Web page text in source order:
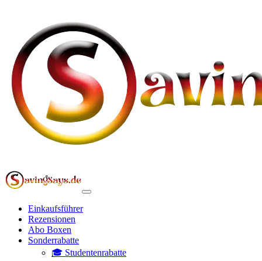
Einkaufsführer
Rezensionen
Abo Boxen
Sonderrabatte
🎓 Studentenrabatte